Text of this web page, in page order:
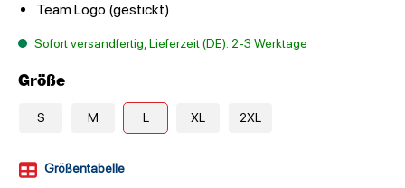
Team Logo (gestickt)
Sofort versandfertig, Lieferzeit (DE): 2-3 Werktage
Größe
S M L XL 2XL
Größentabelle